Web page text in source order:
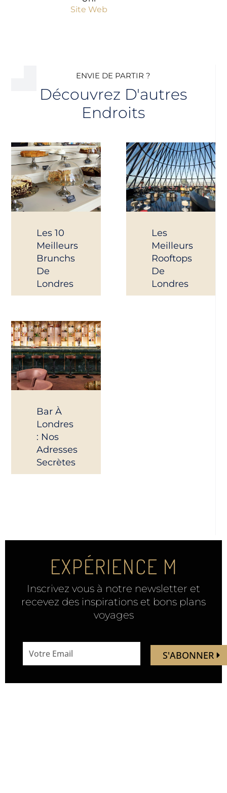
Site Web
ENVIE DE PARTIR ?
Découvrez D'autres
Endroits
Les 10
Meilleurs
Brunchs
De
Londres
Les
Meilleurs
Rooftops
De
Londres
Bar À
Londres
: Nos
Adresses
Secrètes
EXPÉRIENCE M
Inscrivez vous à notre newsletter et
recevez des inspirations et bons plans
voyages
address
S'ABONNER